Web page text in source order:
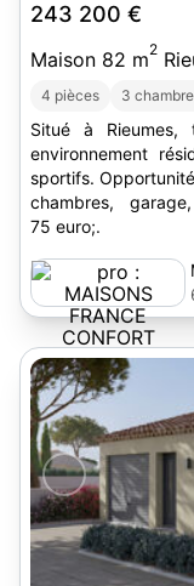
243 200 €
Maison 82 m2
4 pièces 3
Situé à Rieumes,
environnement
sportifs.
chambres,
75 euro;.